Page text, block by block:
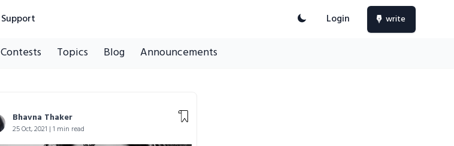
Support Login write
Contests Topics Blog Announcements
Bhavna Thaker
25 Oct, 2021 | 1 min read